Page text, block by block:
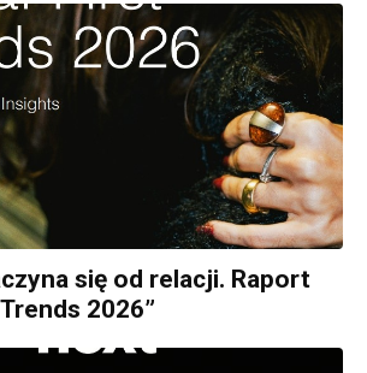
się od relacji. Raport
2026”